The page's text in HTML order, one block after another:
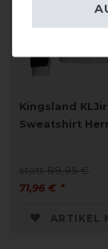
Kingsland
Sweatshirt
statt 89,95 €
71,96 € *
ARTIKEL